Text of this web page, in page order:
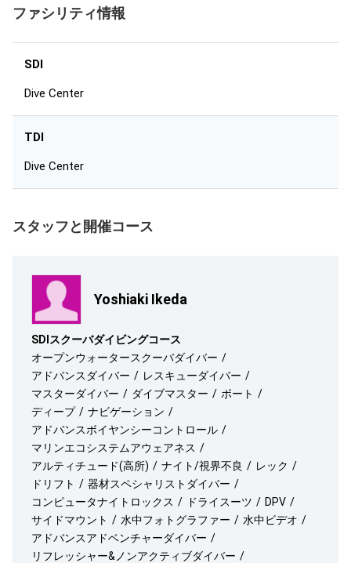
ファシリティ情報
SDI
Dive Center
TDI
Dive Center
スタッフと開催コース
Yoshiaki Ikeda
SDIスクーバダイビングコース
オープンウォータースクーバダイバー
アドバンスダイバー
レスキューダイバー
マスターダイバー
ダイブマスター
ボート
ディープ
ナビゲーション
アドバンスボイヤンシーコントロール
マリンエコシステムアウェアネス
アルティチュード(高所)
ナイト/視界不良
レック
ドリフト
器材スペシャリストダイバー
コンピュータナイトロックス
ドライスーツ
DPV
サイドマウント
水中フォトグラファー
水中ビデオ
アドバンスアドベンチャーダイバー
リフレッシャー&ノンアクティブダイバー